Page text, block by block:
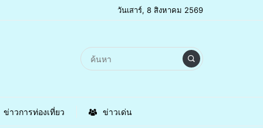
วันเสาร์, 8 สิงหาคม 2569
ข่าวการท่องเที่ยว ข่าวเด่น